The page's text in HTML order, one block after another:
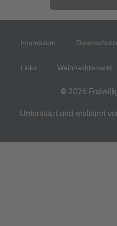
Impressum
Links Weihnachtsmarkt
© 2026
Unterstützt und realisiert